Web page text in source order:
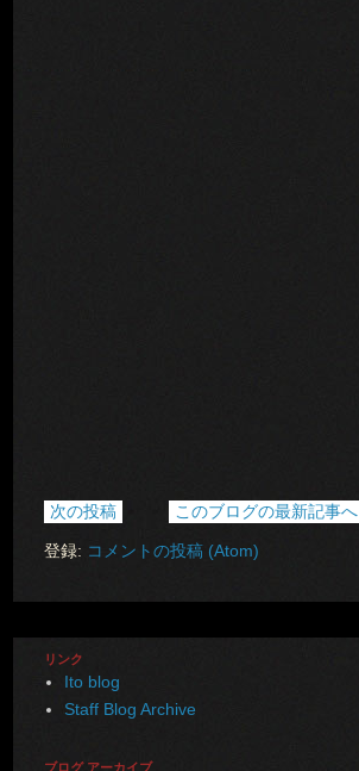
次の投稿 このブログの最新記事へ
登録: コメントの投稿 (Atom)
リンク
Ito blog
Staff Blog Archive
ブログ アーカイブ